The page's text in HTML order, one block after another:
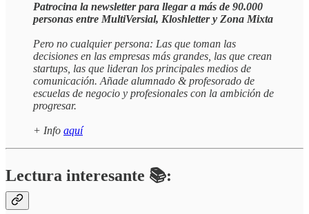
Patrocina la newsletter para llegar a más de 90.000
personas entre MultiVersial, Kloshletter y Zona Mixta
Pero no cualquier persona: Las que toman las
decisiones en las empresas más grandes, las que crean
startups, las que lideran los principales medios de
comunicación. Añade alumnado & profesorado de
escuelas de negocio y profesionales con la ambición de
progresar.
+ Info aquí
Lectura interesante 📚: